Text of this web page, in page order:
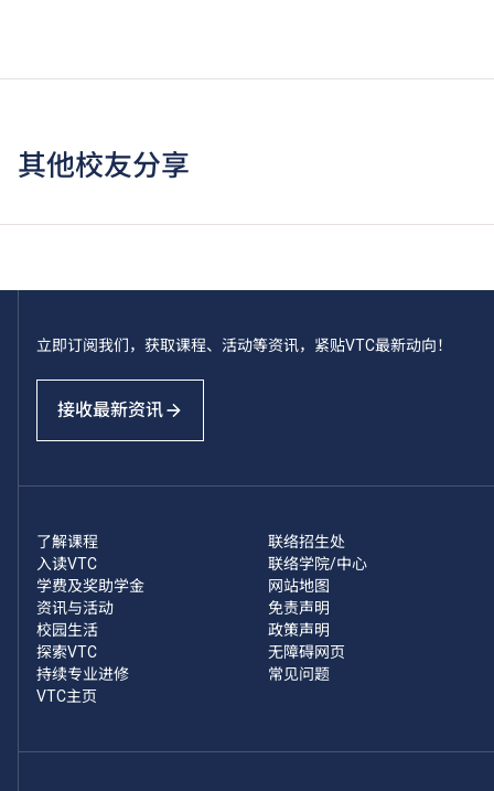
其他校友分享
立即订阅我们，获取课程、活动等资讯，紧贴VTC最新动向！
接收最新资讯
了解课程
入读VTC
学费及奖助学金
资讯与活动
校园生活
探索VTC
持续专业进修
VTC主页
联络招生处
联络学院/中心
网站地图
免责声明
政策声明
无障碍网页
常见问题